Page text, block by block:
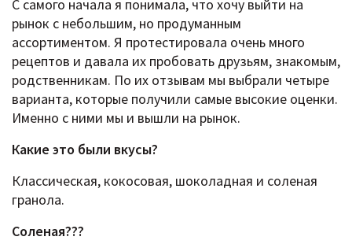
С самого начала я понимала, что хочу выйти на
рынок с небольшим, но продуманным
ассортиментом. Я протестировала очень много
рецептов и давала их пробовать друзьям, знакомым,
родственникам. По их отзывам мы выбрали четыре
варианта, которые получили самые высокие оценки.
Именно с ними мы и вышли на рынок.
Какие это были вкусы?
Классическая, кокосовая, шоколадная и соленая
гранола.
Соленая???